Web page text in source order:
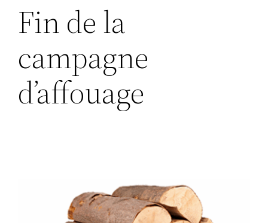
Fin de la
campagne
d’affouage